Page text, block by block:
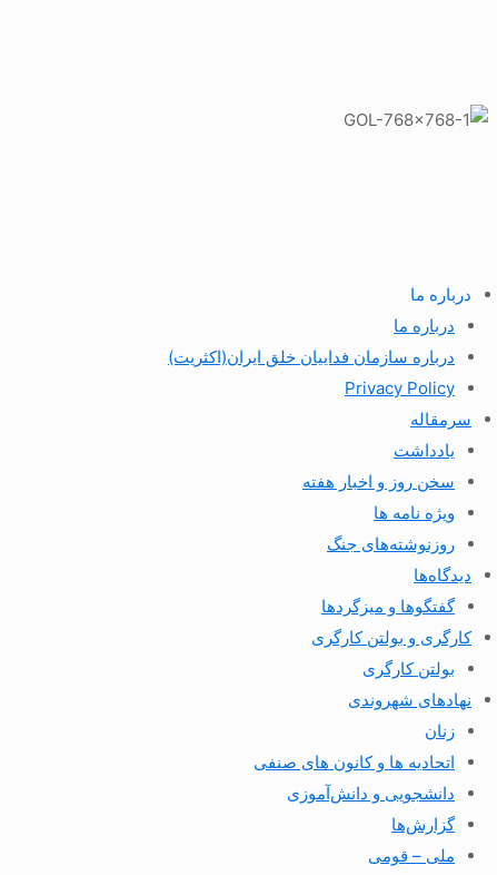
درباره ما
درباره ما
درباره سازمان فداییان خلق ایران(اکثریت)
Privacy Policy
سرمقاله
یادداشت
سخن روز و اخبار هفته
ویژه نامه ها
روزنوشته‌های جنگ
دیدگاه‌ها
گفتگوها و میزگردها
کارگری و بولتن کارگری
بولتن کارگری
نهادهای شهروندی
زنان
اتحادیه ها و کانون های صنفی
دانشجویی و دانش‌آموزی
گزارش‌ها
ملی – قومی